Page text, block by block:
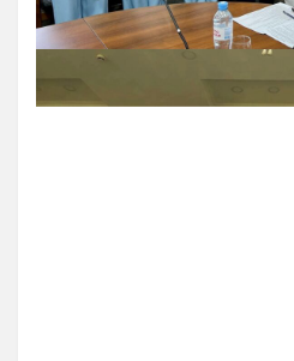
Извещения о закупках
13 Документы